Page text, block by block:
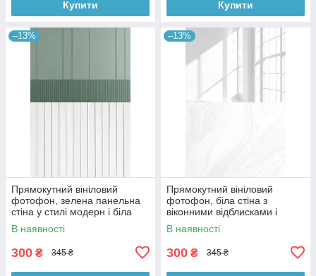
Купити Купити
–13%
Прямокутний вініловий
фотофон, зелена панельна
стіна у стилі модерн і біла
дерев’яна підлога 60×90 см,
№57109
В наявності
300 ₴ 345 ₴
–13%
Прямокутний вініловий
фотофон, біла стіна з
віконними відблисками і
мармурова підлога 60×90 см,
№57124
В наявності
300 ₴ 345 ₴